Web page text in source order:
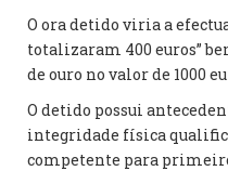
O ora detido viria a
totalizaram 400 euros”
de ouro no valor de 1000
O detido possui
integridade física
competente para